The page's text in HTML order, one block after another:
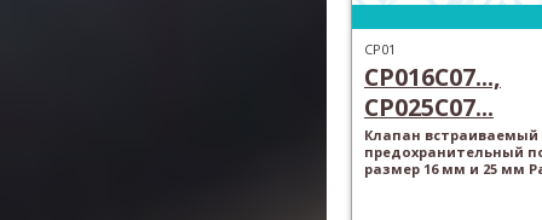
CP01
CP016C07...,
CP025C07...
Клапан встраиваемый
предохранительный
размер 16 мм и 25 мм